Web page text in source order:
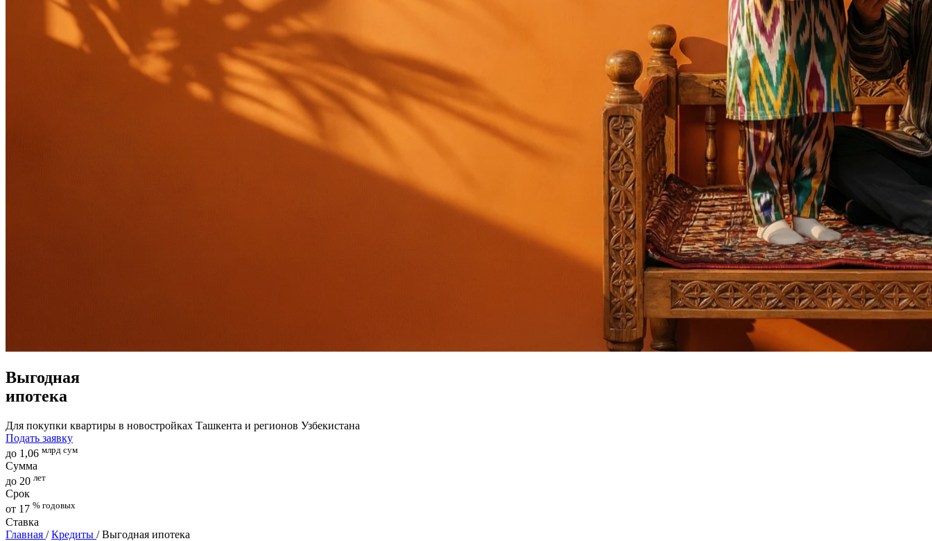
Выгодная
ипотека
Для покупки квартиры в новостройках Ташкента и регионов Узбекистана
Подать заявку
до 1,06 млрд сум
Сумма
до 20 лет
Срок
от 17 % годовых
Ставка
Главная / Кредиты /Выгодная ипотека